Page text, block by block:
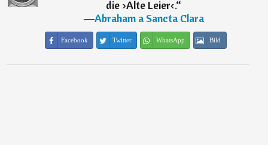
die ›Alte Leier‹.“
―Abraham a Sancta Clara
Facebook Twitter WhatsApp Bild